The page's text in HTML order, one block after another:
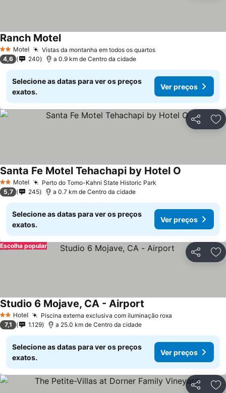
2 Estrelas
Motel Vistas da montanha em todos os quartosVer preços
Ranch MotelVer preços
4,6 240 a 0.9 km de Centro da cidade
Selecione as datas para ver os preços
exatos.
Ver preços
Partilhar
2 Estrelas
Motel Perto do Tomo-Kahni State Historic Park
Santa Fe Motel Tehachapi by Hotel O
5,7 245 a 0.7 km de Centro da cidade
Selecione as datas para ver os preços
exatos.
Ver preços
Partilhar
Escolha popular
2 Estrelas
Hotel Piscina externa exclusiva com iluminação roxa
Studio 6 Mojave, CA - Airport
7,1 1.129 a 25.0 km de Centro da cidade
Selecione as datas para ver os preços
exatos.
Ver preços
Partilhar